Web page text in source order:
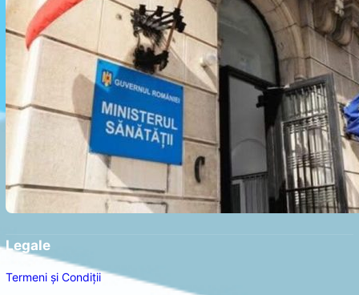
Legale
Termeni și Condiții